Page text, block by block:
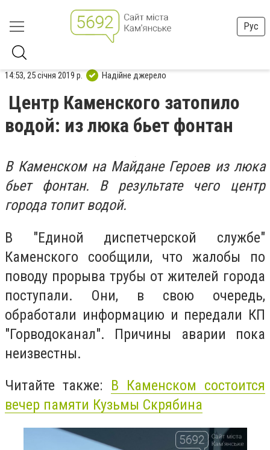
Рус
14:53, 25 січня 2019 р. Надійне джерело
Центр Каменского затопило
водой: из люка бьет фонтан
В Каменском на Майдане Героев из люка
бьет фонтан. В результате чего центр
города топит водой.
В "Единой диспетчерской службе"
Каменского сообщили, что жалобы по
поводу прорыва трубы от жителей города
поступали. Они, в свою очередь,
обработали информацию и передали КП
"Горводоканал". Причины аварии пока
неизвестны.
Читайте также: В Каменском состоится
вечер памяти Кузьмы Скрябина